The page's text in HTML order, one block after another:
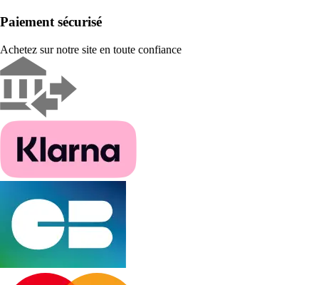
Paiement sécurisé
Achetez sur notre site en toute confiance